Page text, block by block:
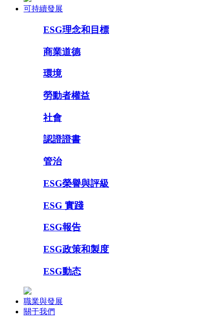
可持續發展
ESG理念和目標
商業道德
環境
勞動者權益
社會
認證證書
管治
ESG榮譽與評級
ESG 實踐
ESG報告
ESG政策和製度
ESG動态
職業與發展
關于我們